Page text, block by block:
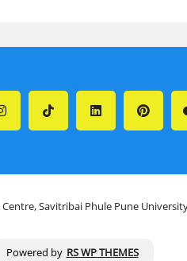
Savitribai Phule Pune
Powered by RS WP THEMES